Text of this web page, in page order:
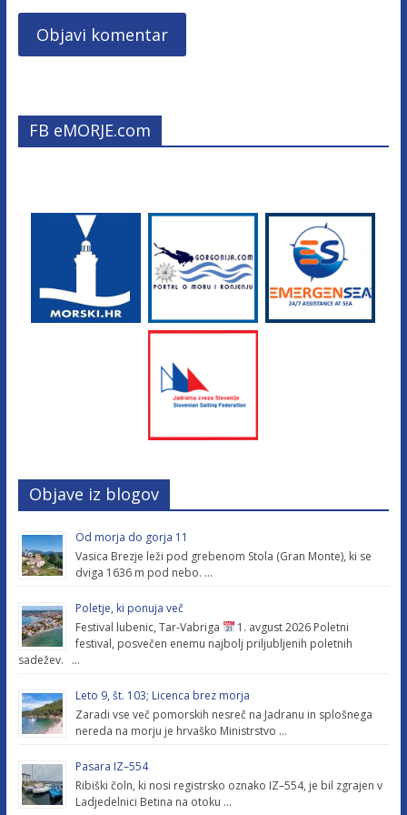
FB eMORJE.com
Objave iz blogov
Od morja do gorja 11
Vasica Brezje leži pod grebenom Stola (Gran Monte), ki se
dviga 1636 m pod nebo. …
Poletje, ki ponuja več
Festival lubenic, Tar-Vabriga
1. avgust 2026 Poletni
festival, posvečen enemu najbolj priljubljenih poletnih
sadežev. …
Leto 9, št. 103; Licenca brez morja
Zaradi vse več pomorskih nesreč na Jadranu in splošnega
nereda na morju je hrvaško Ministrstvo …
Pasara IZ–554
Ribiški čoln, ki nosi registrsko oznako IZ–554, je bil zgrajen v
Ladjedelnici Betina na otoku …